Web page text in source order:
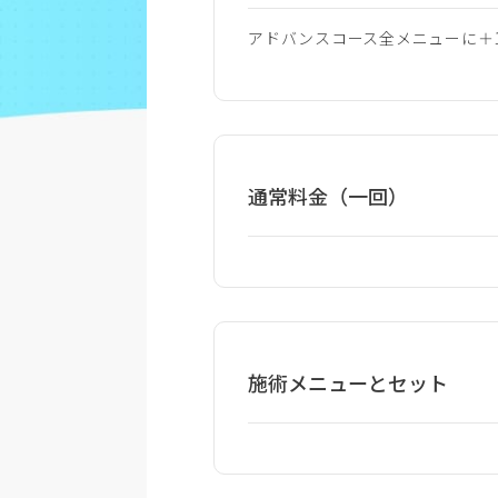
アドバンスコース全メニューに＋
通常料金（一回）
施術メニューとセット